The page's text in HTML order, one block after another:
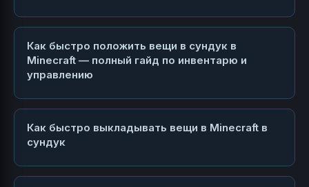
Как быстро положить вещи в сундук в
Minecraft — полный гайд по инвентарю и
управлению
Как быстро выкладывать вещи в Minecraft в
сундук